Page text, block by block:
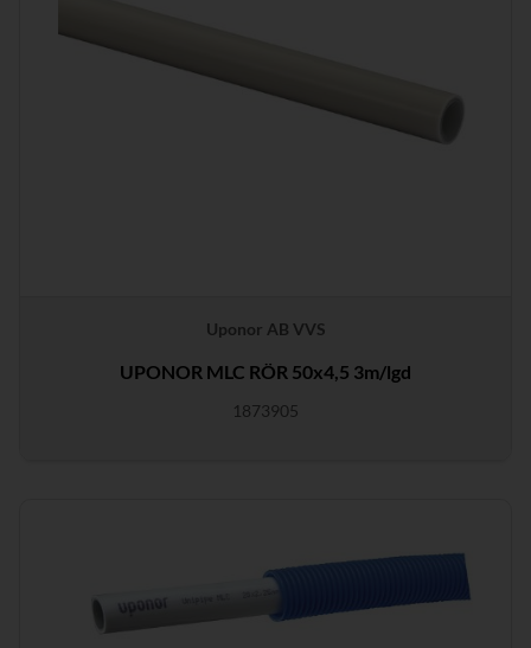
Uponor AB VVS
UPONOR MLC RÖR 50x4,5 3m/lgd
1873905